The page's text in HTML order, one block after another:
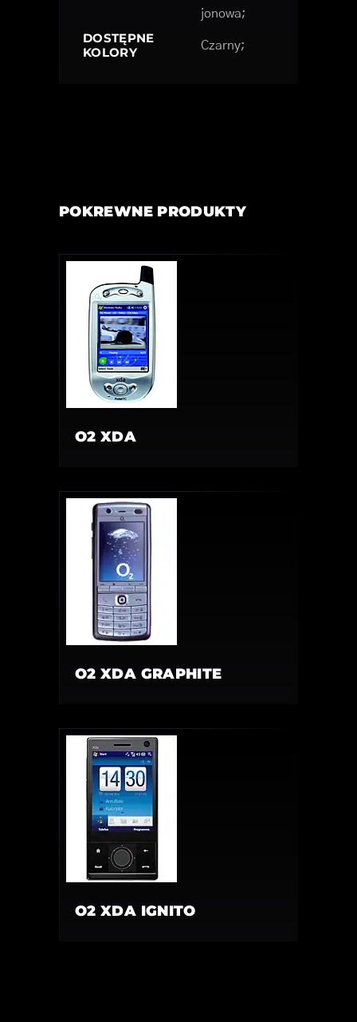
jonowa;
DOSTĘPNE
KOLORY
Czarny;
POKREWNE PRODUKTY
O2 XDA
O2 XDA GRAPHITE
O2 XDA IGNITO